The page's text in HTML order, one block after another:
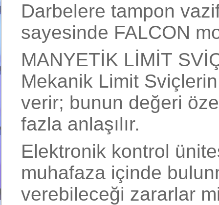
Darbelere tampon
sayesinde FALCON
MANYETİK LİMİT
Mekanik Limit
verir; bunun değeri
fazla anlaşılır.
Elektronik kontrol
muhafaza içinde
verebileceği zararlar